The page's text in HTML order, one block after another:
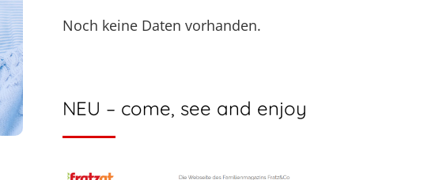
Noch keine Daten vorhanden.
NEU – come, see and enjoy